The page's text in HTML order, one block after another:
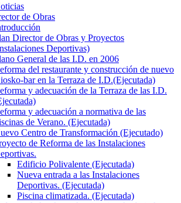
de Obras
Director de Obras y Proyectos
Deportivas)
General de las I.D. en 2006
del restaurante y construcción de nuevo
bar en la Terraza de I.D.(Ejecutada)
y adecuación de la Terraza de las I.D.
y adecuación a normativa de las
de Verano. (Ejecutada)
Centro de Transformación (Ejecutado)
de Reforma de las Instalaciones
Edificio Polivalente (Ejecutada)
Nueva entrada a las Instalaciones
Deportivas. (Ejecutada)
Piscina climatizada. (Ejecutada)